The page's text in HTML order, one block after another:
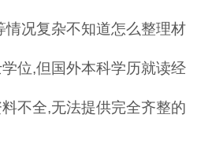
情况复杂不知道怎么整理材
位,但国外本科学历就读经
不全,无法提供完全齐整的